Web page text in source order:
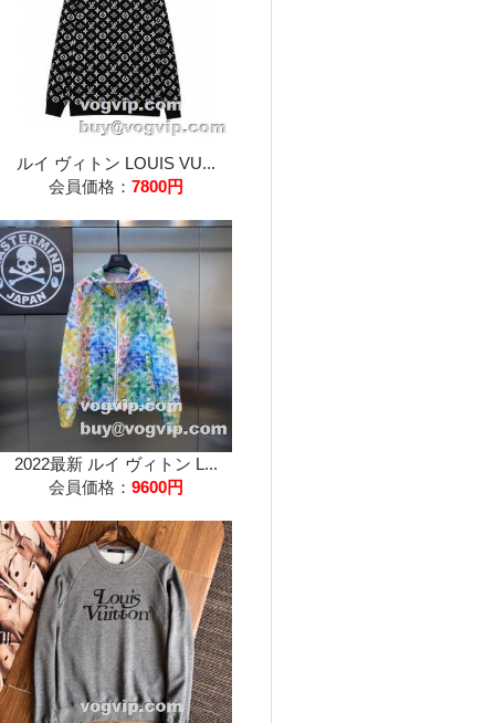
ルイ ヴィトン LOUIS VU...
会員価格： 7800円
2022最新 ルイ ヴィトン L...
会員価格： 9600円